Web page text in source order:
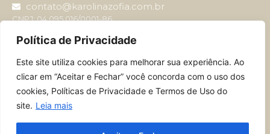
Política de Privacidade
Este site utiliza cookies para melhorar sua experiência. Ao
clicar em “Aceitar e Fechar” você concorda com o uso dos
cookies, Políticas de Privacidade e Termos de Uso do
site. Leia mais
contato@karolinazofia.com.br
CNPJ: 04.095.016/0001-86
Horário de atendimento: Segunda-feira à sexta-feira
das 09:00 até 17:00.
© 2024 – MERCSWISS BRASIL JARDINS E EDITORA LTDA – 04.095.016/0001-